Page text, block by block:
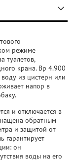
режиме
туалетов,
крана. Bp 4.900
из цистерн или
напор в
и отключается в
обратным
и защитой от
гарантирует
он
воды на его